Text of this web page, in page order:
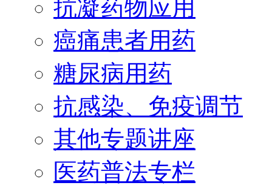
抗凝药物应用
癌痛患者用药
糖尿病用药
抗感染、免疫调节
其他专题讲座
医药普法专栏